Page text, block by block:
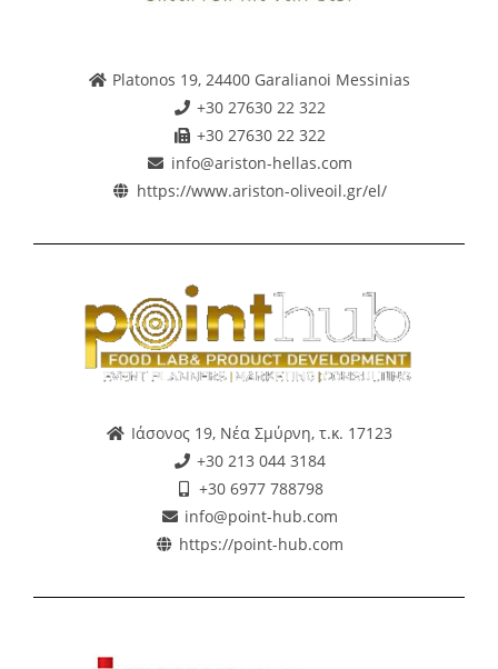
Platonos 19, 24400 Garalianoi Messinias
+30 27630 22 322
+30 27630 22 322
info@ariston-hellas.com
https://www.ariston-oliveoil.gr/el/
Ιάσονος 19, Νέα Σμύρνη, τ.κ. 17123
+30 213 044 3184
+30 6977 788798
info@point-hub.com
https://point-hub.com